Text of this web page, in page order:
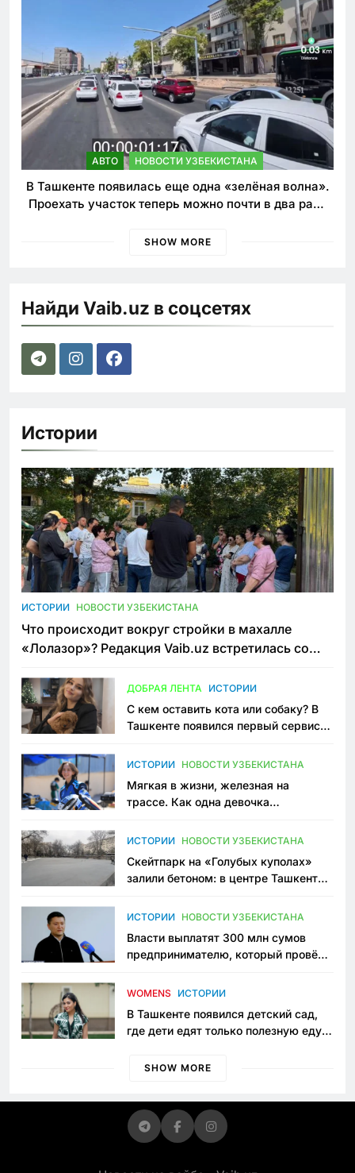
АВТО НОВОСТИ УЗБЕКИСТАНА
В Ташкенте появилась еще одна «зелёная волна».
Проехать участок теперь можно почти в два раза
SHOW MORE
Найди Vaib.uz в соцсетях
Истории
ИСТОРИИ НОВОСТИ УЗБЕКИСТАНА
Что происходит вокруг стройки в махалле
«Лолазор»? Редакция Vaib.uz встретилась со
ДОБРАЯ ЛЕНТА ИСТОРИИ
С кем оставить кота или собаку? В
Ташкенте появился первый сервис
ИСТОРИИ НОВОСТИ УЗБЕКИСТАНА
Мягкая в жизни, железная на
трассе. Как одна девочка
Узбекистане
ИСТОРИИ НОВОСТИ УЗБЕКИСТАНА
Скейтпарк на «Голубых куполах»
залили бетоном: в центре Ташкента
пространство
ИСТОРИИ НОВОСТИ УЗБЕКИСТАНА
Власти выплатят 300 млн сумов
предпринимателю, который провёл
приговору
WOMENS ИСТОРИИ
В Ташкенте появился детский сад,
где дети едят только полезную еду.
просить «кашу без сахара»
SHOW MORE